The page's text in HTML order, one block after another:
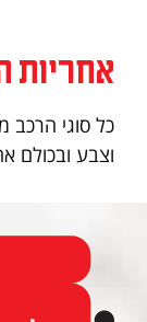
אחריות
כל סוגי
וצבע ובכולם